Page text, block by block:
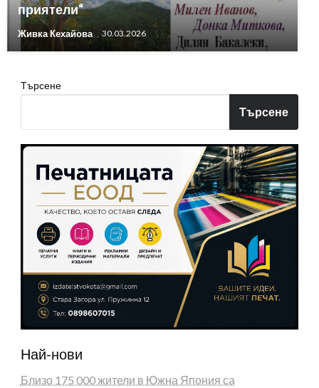
приятели“
Живка Кехайова 30.03.2026
Търсене
Търсене
Най-нови
Близо 175 000 жители в Южна Япония са